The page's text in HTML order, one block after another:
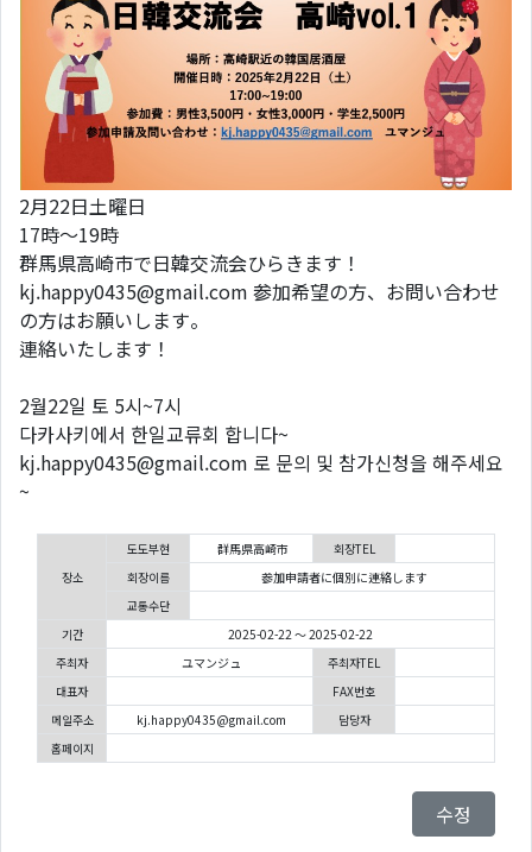
2月22日土曜日
17時〜19時
群馬県高崎市で日韓交流会ひらきます！
kj.happy0435@gmail.com 参加希望の方、お問い合わせ
の方はお願いします。
連絡いたします！
2월22일 토 5시~7시
다카사키에서 한일교류회 합니다~
kj.happy0435@gmail.com 로 문의 및 참가신청을 해주세요
~
장소
도도부현 群馬県高崎市
회장TEL
회장이름
参加申請者に個別に連絡します
교통수단
기간
2025-02-22 ～ 2025-02-22
주최자
ユマンジュ
주최자TEL
대표자
FAX번호
메일주소
kj.happy0435@gmail.com
담당자
홈페이지
수정